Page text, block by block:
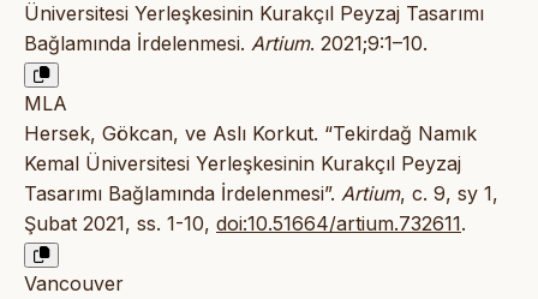
Üniversitesi Yerleşkesinin Kurakçıl Peyzaj Tasarımı
Bağlamında İrdelenmesi. Artium. 2021;9:1–10.
MLA
Hersek, Gökcan, ve Aslı Korkut. “Tekirdağ Namık
Kemal Üniversitesi Yerleşkesinin Kurakçıl Peyzaj
Tasarımı Bağlamında İrdelenmesi”. Artium, c. 9, sy 1,
Şubat 2021, ss. 1-10, doi:10.51664/artium.732611.
Vancouver